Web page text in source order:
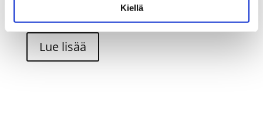
Kiellä
Vauhdikkaaseen ajoon
Lue lisää